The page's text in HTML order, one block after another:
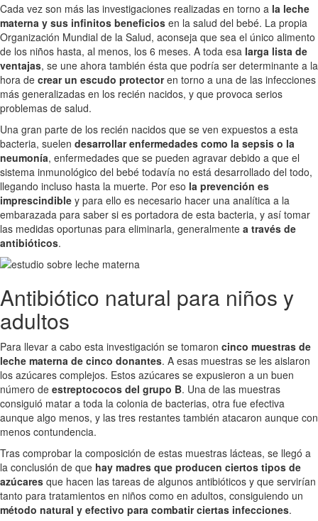
Cada vez son más las investigaciones realizadas en torno a la leche
materna y sus infinitos beneficios en la salud del bebé. La propia
Organización Mundial de la Salud, aconseja que sea el único alimento
de los niños hasta, al menos, los 6 meses. A toda esa larga lista de
ventajas, se une ahora también ésta que podría ser determinante a la
hora de crear un escudo protectoren torno a una de las infecciones
más generalizadas en los recién nacidos, y que provoca serios
problemas de salud.
Una gran parte de los recién nacidos que se ven expuestos a esta
bacteria, suelen desarrollar enfermedades como la sepsis o la
neumonía, enfermedades que se pueden agravar debido a que el
sistema inmunológico del bebé todavía no está desarrollado del todo,
llegando incluso hasta la muerte. Por eso la prevención es
imprescindible y para ello es necesario hacer una analítica a la
embarazada para saber si es portadora de esta bacteria, y así tomar
las medidas oportunas para eliminarla, generalmente a través de
antibióticos.
Antibiótico natural para niños y
adultos
Para llevar a cabo esta investigación se tomaron cinco muestras de
leche materna de cinco donantes. A esas muestras se les aislaron
los azúcares complejos. Estos azúcares se expusieron a un buen
número de estreptococos del grupo B. Una de las muestras
consiguió matar a toda la colonia de bacterias, otra fue efectiva
aunque algo menos, y las tres restantes también atacaron aunque con
menos contundencia.
Tras comprobar la composición de estas muestras lácteas, se llegó a
la conclusión de que hay madres que producen ciertos tipos de
azúcares que hacen las tareas de algunos antibióticos y que servirían
tanto para tratamientos en niños como en adultos, consiguiendo un
método natural y efectivo para combatir ciertas infecciones.